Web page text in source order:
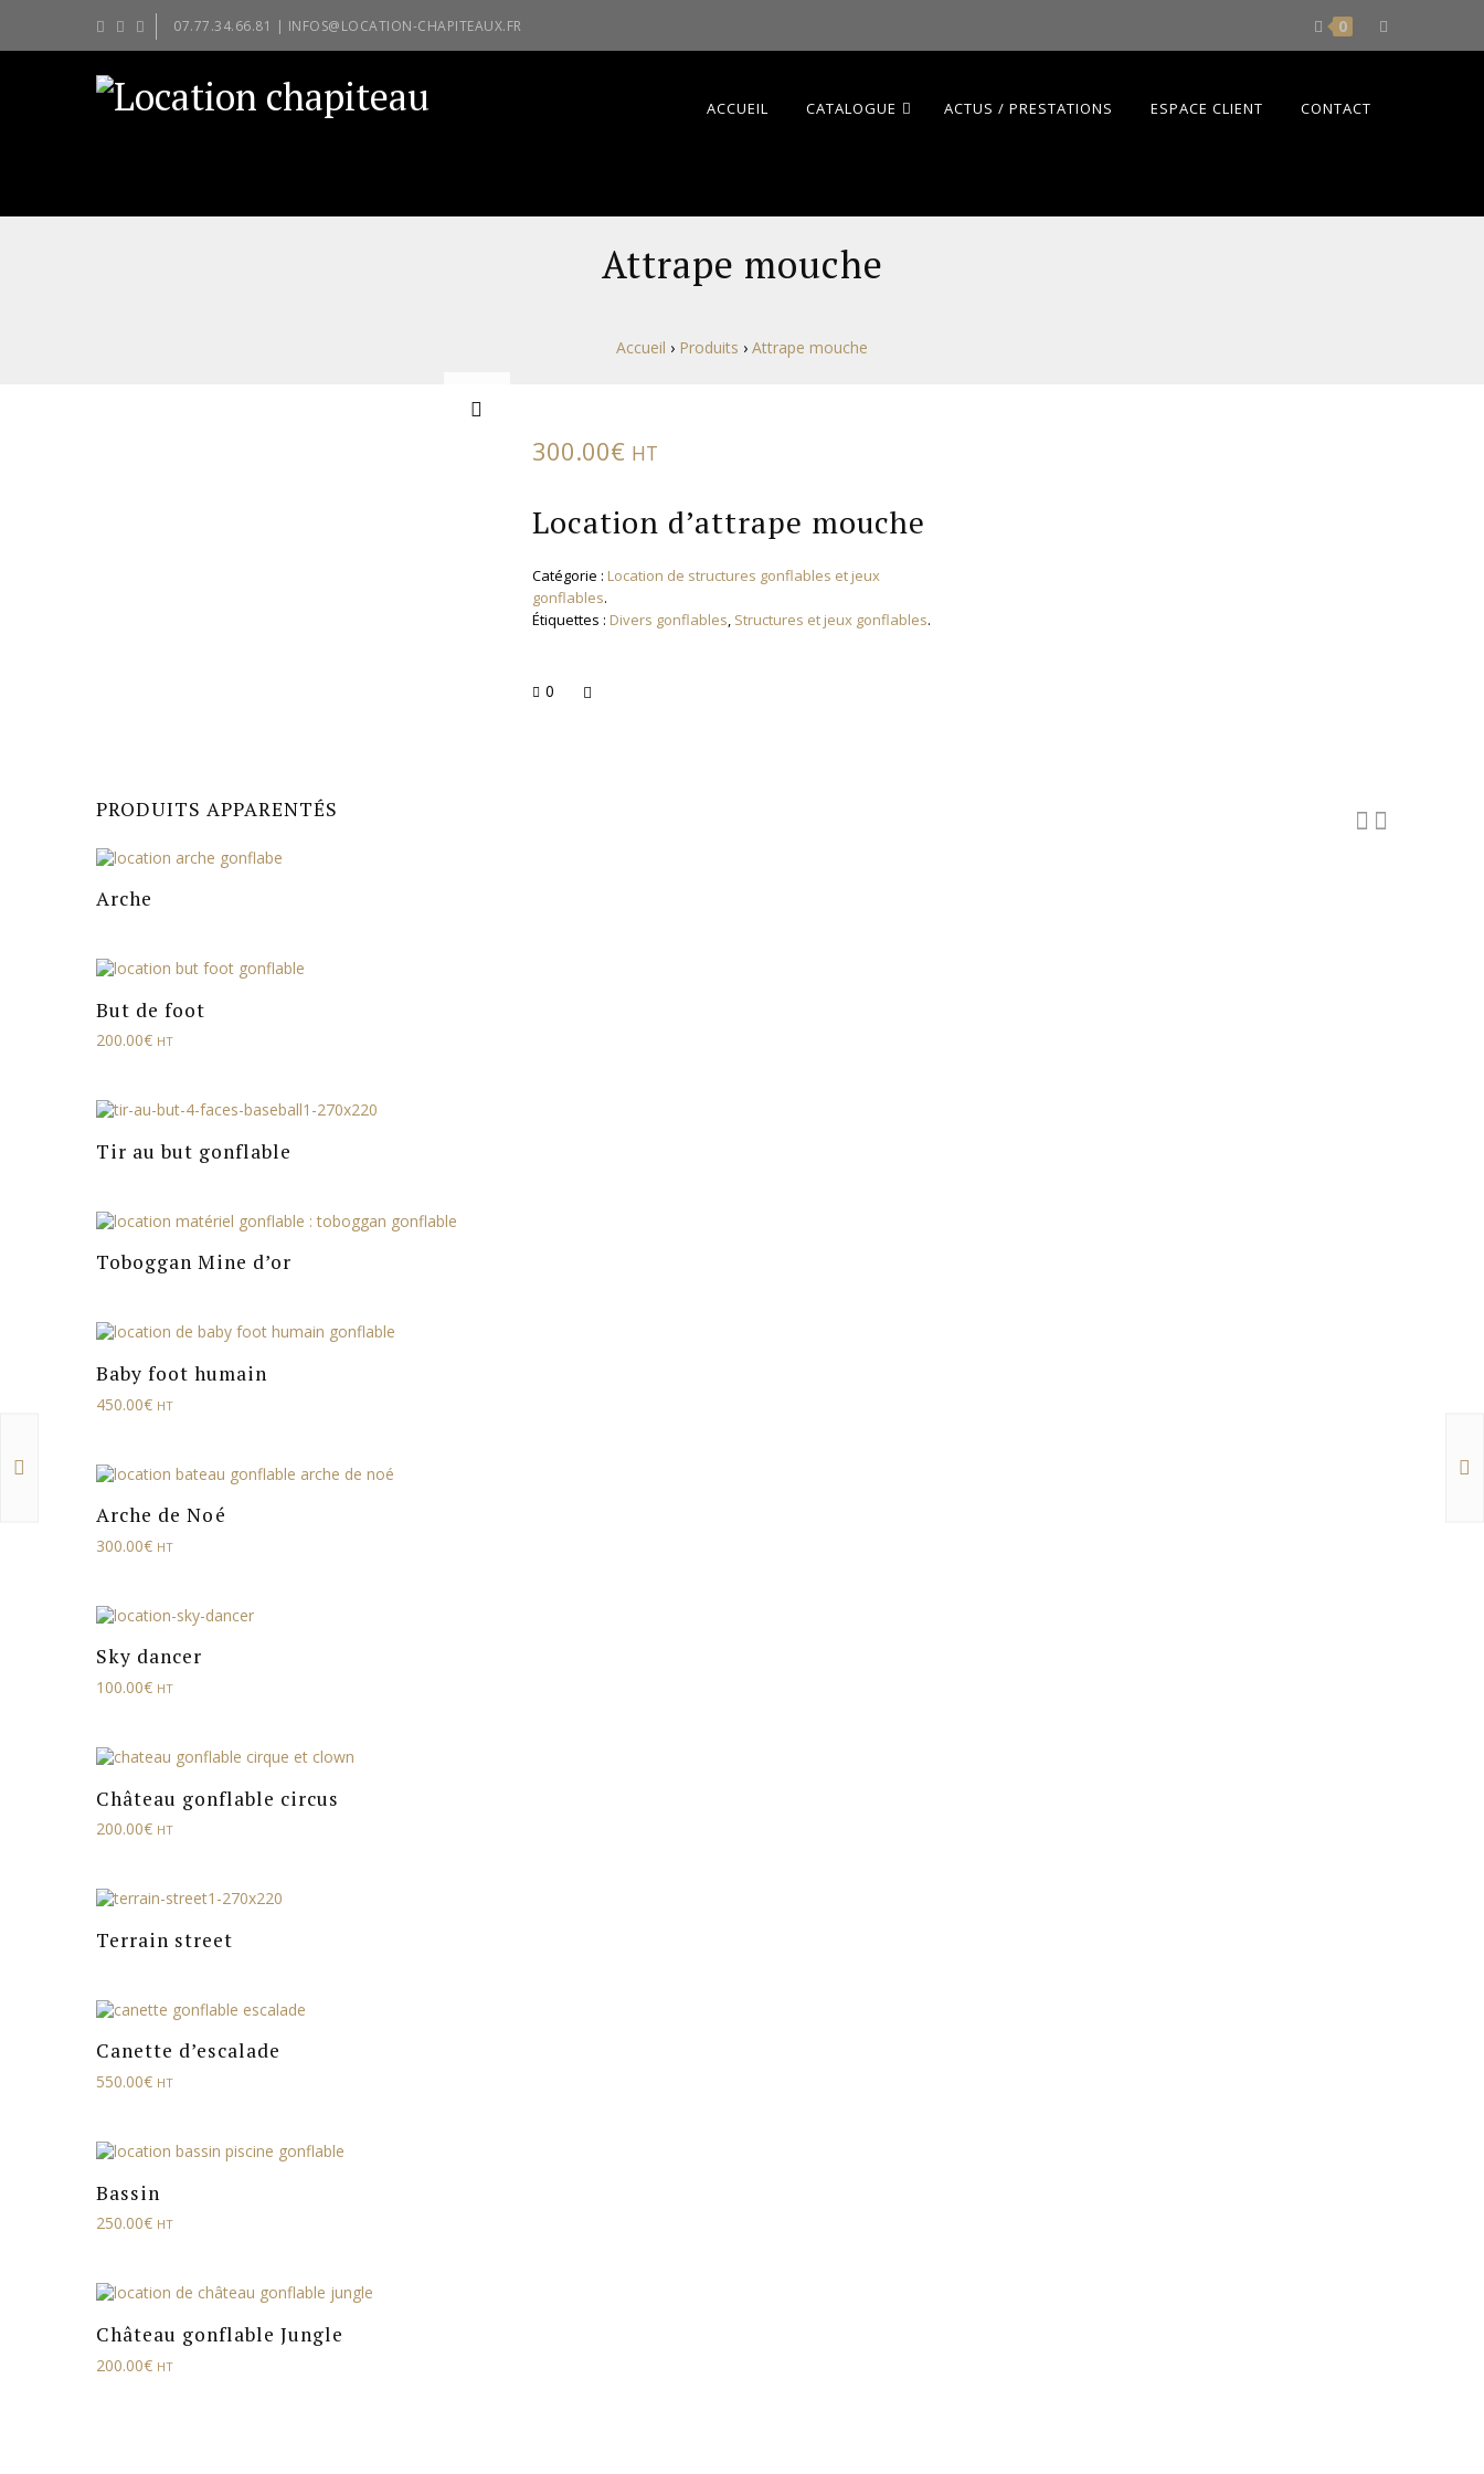
07.77.34.66.81 | INFOS@LOCATION-CHAPITEAUX.FR 0
ACCUEIL CATALOGUE ACTUS / PRESTATIONS ESPACE CLIENT CONTACT
Attrape mouche
Accueil › Produits › Attrape mouche
300.00€ HT
Location d’attrape mouche
Catégorie : Location de structures gonflables et jeux
gonflables.
Étiquettes : Divers gonflables, Structures et jeux gonflables.
0
PRODUITS APPARENTÉS
Arche
But de foot
200.00€ HT
Tir au but gonflable
Toboggan Mine d’or
Baby foot humain
450.00€ HT
Arche de Noé
300.00€ HT
Sky dancer
100.00€ HT
Château gonflable circus
200.00€ HT
Terrain street
Canette d’escalade
550.00€ HT
Bassin
250.00€ HT
Château gonflable Jungle
200.00€ HT